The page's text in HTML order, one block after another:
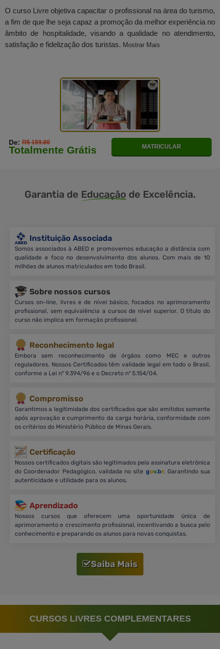
O curso Livre objetiva capacitar o profissional na área do turismo,
a fim de que lhe seja capaz a promoção da melhor experiência no
âmbito de hospitalidade, visando a qualidade no atendimento,
satisfação e fidelização dos turistas. Mostrar Mais
De:R$ 159.80
Totalmente Grátis MATRICULAR
Garantia de Educação de Excelência.
Instituição Associada
Somos associados à ABED e promovemos educação a distância com
qualidade e foco no desenvolvimento dos alunos. Com mais de 10
milhões de alunos matriculados em todo Brasil.
Sobre nossos cursos
Cursos on-line, livres e de nível básico, focados no aprimoramento
profissional, sem equivalência a cursos de nível superior. O título do
curso não implica em formação profissional.
Reconhecimento legal
Embora sem reconhecimento de órgãos como MEC e outros
reguladores. Nossos Certificados têm validade legal em todo o Brasil,
conforme a Lei nº 9.394/96 e o Decreto nº 5.154/04.
Compromisso
Garantimos a legitimidade dos certificados que são emitidos somente
após aprovação e cumprimento da carga horária, conformidade com
os critérios do Ministério Público de Minas Gerais.
Certificação
Nossos certificados digitais são legitimados pela assinatura eletrônica
do Coordenador Pedagógico, validada no site gov.br. Garantindo sua
autenticidade e utilidade para os alunos.
Aprendizado
Nossos cursos que oferecem uma oportunidade única de
aprimoramento e crescimento profissional, incentivando a busca pelo
conhecimento e preparando os alunos para novas conquistas.
Saiba Mais
CURSOS LIVRES COMPLEMENTARES